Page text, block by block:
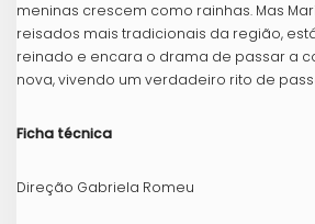
meninas crescem como rainhas. Mas
reisados mais tradicionais da região,
reinado e encara o drama de passar a
nova, vivendo um verdadeiro rito de
Ficha técnica
Direção Gabriela Romeu